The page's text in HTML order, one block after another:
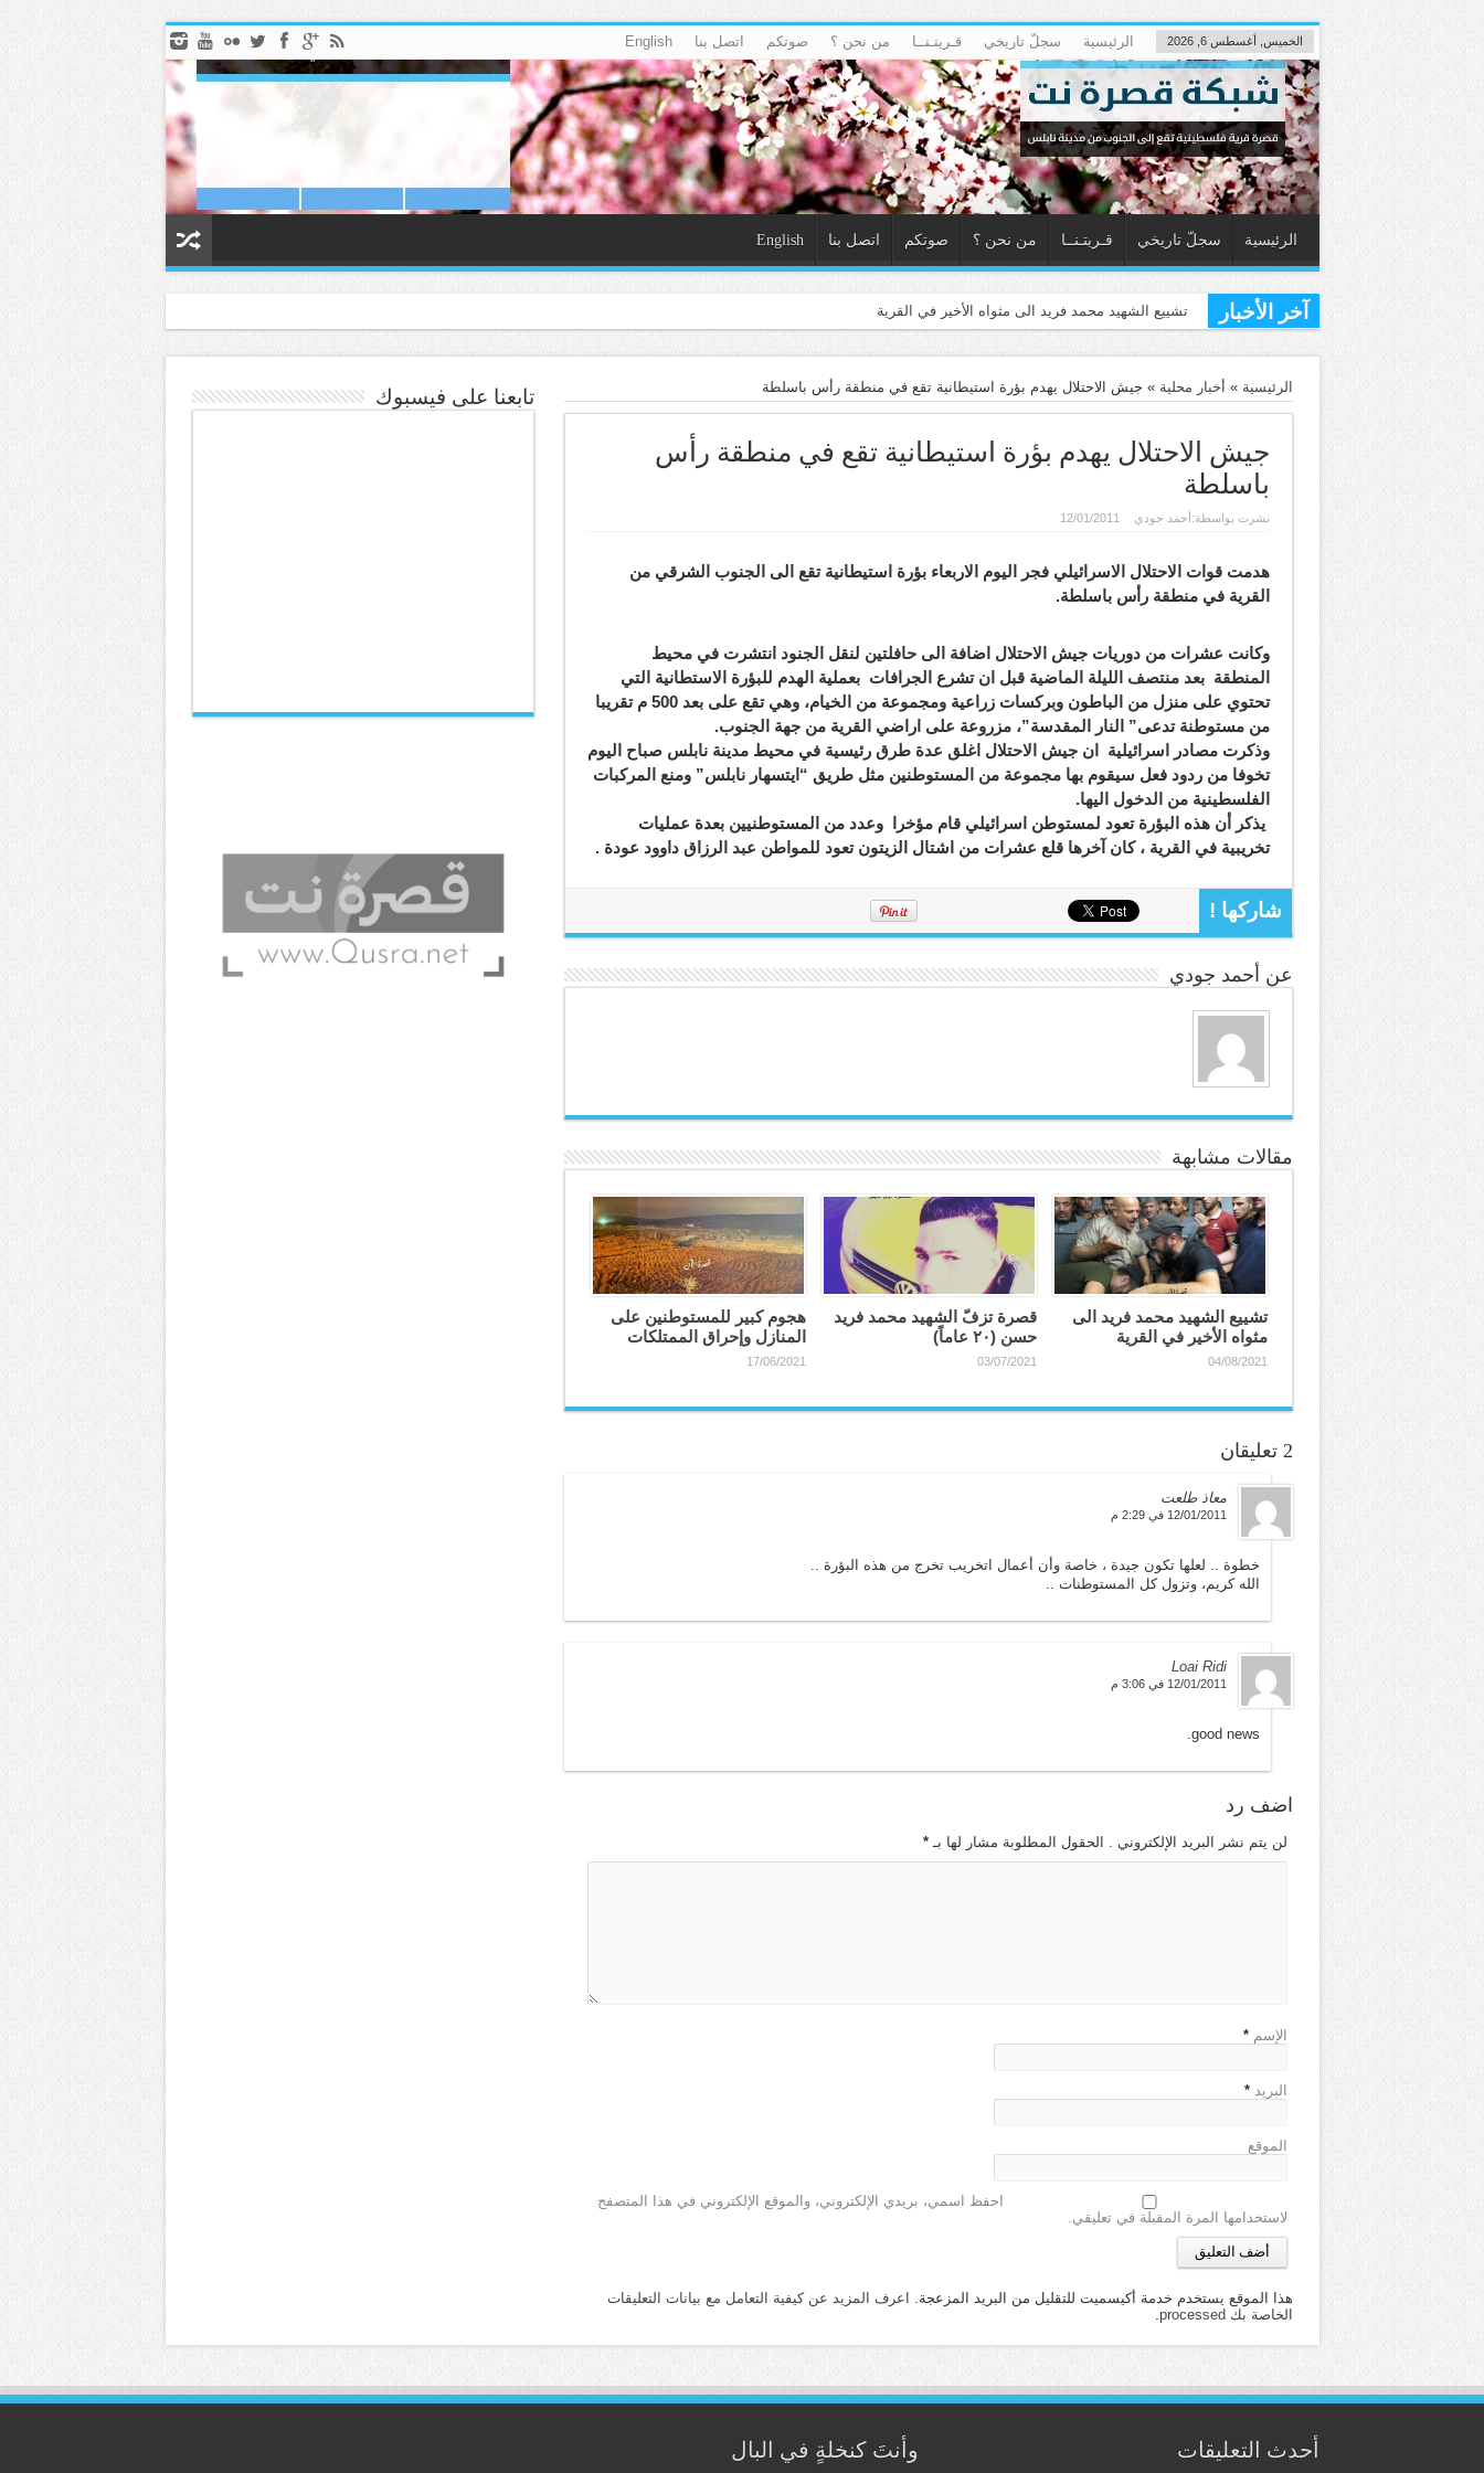
الخميس, أغسطس 6, 2026 الرئيسية سجلّ تاريخي قـريتـنــا من نحن ؟ صوتكم اتصل بنا English
الرئيسية سجلّ تاريخي قـريتـنــا من نحن ؟ صوتكم اتصل بنا English
آخر الأخبار قصرة تزفّ الشه
الرئيسية » أخبار محلية » جيش الاحتلال يهدم بؤرة استيطانية تقع في منطقة رأس باسلطة
جيش الاحتلال يهدم بؤرة استيطانية تقع في منطقة رأس
باسلطة
نشرت بواسطة: أحمد جودي 12/01/2011
هدمت قوات الاحتلال الاسرائيلي فجر اليوم الاربعاء بؤرة استيطانية تقع الى الجنوب الشرقي من
القرية في منطقة رأس باسلطة.
وكانت عشرات من دوريات جيش الاحتلال اضافة الى حافلتين لنقل الجنود انتشرت في محيط
المنطقة بعد منتصف الليلة الماضية قبل ان تشرع الجرافات بعملية الهدم للبؤرة الاستطانية التي
تحتوي على منزل من الباطون وبركسات زراعية ومجموعة من الخيام، وهي تقع على بعد 500 م تقريبا
من مستوطنة تدعى” النار المقدسة”، مزروعة على اراضي القرية من جهة الجنوب.
وذكرت مصادر اسرائيلية ان جيش الاحتلال اغلق عدة طرق رئيسية في محيط مدينة نابلس صباح اليوم
تخوفا من ردود فعل سيقوم بها مجموعة من المستوطنين مثل طريق “ايتسهار نابلس” ومنع المركبات
الفلسطينية من الدخول اليها.
يذكر أن هذه البؤرة تعود لمستوطن اسرائيلي قام مؤخرا وعدد من المستوطنيين بعدة عمليات
تخريبية في القرية ، كان آخرها قلع عشرات من اشتال الزيتون تعود للمواطن عبد الرزاق داوود عودة .
شاركها !
عن أحمد جودي
مقالات مشابهة
تشييع الشهيد محمد فريد الى
مثواه الأخير في القرية
04/08/2021
قصرة تزفّ الشهيد محمد فريد
حسن (٢٠ عاماً)
03/07/2021
هجوم كبير للمستوطنين على
المنازل وإحراق الممتلكات
17/06/2021
2 تعليقان
معاذ طلعت
12/01/2011 في 2:29 م
خطوة .. لعلها تكون جيدة ، خاصة وأن أعمال اتخريب تخرج من هذه البؤرة ..
الله كريم، وتزول كل المستوطنات ..
Loai Ridi
12/01/2011 في 3:06 م
good news.
اضف رد
لن يتم نشر البريد الإلكتروني . الحقول المطلوبة مشار لها بـ*
الإسم *
البريد *
الموقع
احفظ اسمي، بريدي الإلكتروني، والموقع الإلكتروني في هذا المتصفح
لاستخدامها المرة المقبلة في تعليقي.
هذا الموقع يستخدم خدمة أكيسميت للتقليل من البريد المزعجة.
اعرف المزيد عن كيفية التعامل مع بيانات التعليقات
الخاصة بك processed
.
تابعنا على فيسبوك
أحدث التعليقات وأنتَ كنخلةٍ في البال